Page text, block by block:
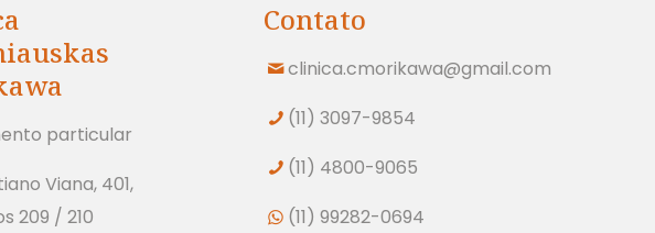
particular
Viana, 401,
209 / 210
Contato
clinica.cmorikawa@gmail.com
(11) 3097-9854
(11) 4800-9065
(11) 99282-0694